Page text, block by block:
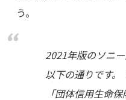
う。
2021年版のソニ
以下の通りです。
「団体信用生命